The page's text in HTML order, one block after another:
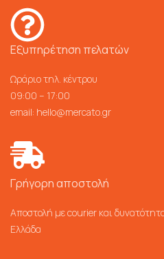
Εξυπηρέτηση πελατών
Ωράριο τηλ. κέντρου
09:00 – 17:00
email: hello@mercato.gr
Γρήγορη αποστολή
Αποστολή με courier και
Ελλάδα